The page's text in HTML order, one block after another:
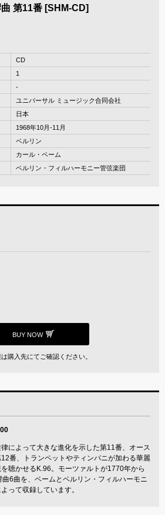
第11番 [SHM-CD]
CD
1
-
ユニバーサル ミュージック合同会社
日本
1968年10月-11月
ベルリン
カール・ベーム
ベルリン・フィルハーモニー管弦楽団
BUY NOW
購入先にてご確認ください。
によって大きな進化を示した第11番、オース
番、トランペットやティンパニが加わる華麗
聴かせるK.96。モーツァルトが1770年から
6曲を、ベームとベルリン・フィルハーモニ
って収録しています。